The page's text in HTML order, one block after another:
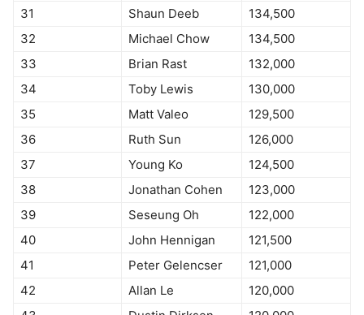
31
Shaun Deeb
134,500
32
Michael Chow
134,500
33
Brian Rast
132,000
34
Toby Lewis
130,000
35
Matt Valeo
129,500
36
Ruth Sun
126,000
37
Young Ko
124,500
38
Jonathan Cohen
123,000
39
Seseung Oh
122,000
40
John Hennigan
121,500
41
Peter Gelencser
121,000
42
Allan Le
120,000